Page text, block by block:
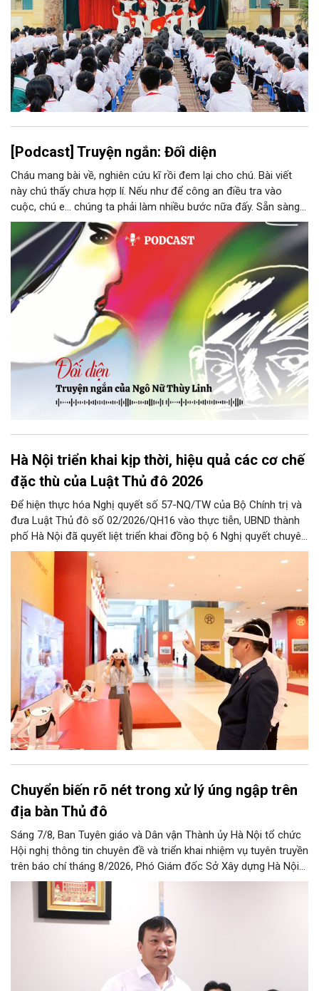
[Podcast] Truyện ngắn: Đối diện
Cháu mang bài về, nghiên cứu kĩ rồi đem lại cho chú. Bài viết
này chú thấy chưa hợp lí. Nếu như để công an điều tra vào
cuộc, chú e… chúng ta phải làm nhiều bước nữa đấy. Sẵn sàng
thì tiếp tục nhé! Chú Minh cầm tập bài viết đưa lại cho Thy. Cô
ngại ngùng đỡ lấy. Đây là lần thứ ba, loạt bài phóng sự của mình
bị Tổng biên tập kêu lên để trả lại...
Hà Nội triển khai kịp thời, hiệu quả các cơ chế
đặc thù của Luật Thủ đô 2026
Để hiện thực hóa Nghị quyết số 57-NQ/TW của Bộ Chính trị và
đưa Luật Thủ đô số 02/2026/QH16 vào thực tiễn, UBND thành
phố Hà Nội đã quyết liệt triển khai đồng bộ 6 Nghị quyết chuyên
đề của HĐND Thành phố. Đợt triển khai này đề ra khung chính
sách cùng hệ thống giải pháp toàn diện nhằm cụ thể hóa các
cơ chế đặc thù, tạo động lực bứt phá cho phát triển khoa học,
công nghệ, đổi mới sáng tạo và chuyển đổi số trên địa bàn Thủ
đô.
Chuyển biến rõ nét trong xử lý úng ngập trên
địa bàn Thủ đô
Sáng 7/8, Ban Tuyên giáo và Dân vận Thành ủy Hà Nội tổ chức
Hội nghị thông tin chuyên đề và triển khai nhiệm vụ tuyên truyền
trên báo chí tháng 8/2026, Phó Giám đốc Sở Xây dựng Hà Nội
Trương Hải Long đã thông tin về việc tổ chức triển khai thực
hiện các giải pháp về xử lý úng ngập trên địa bàn thành phố.